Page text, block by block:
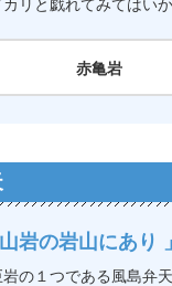
リと戯れてみてはいか
赤亀岩
岩の岩山にあり 」
の１つである風島弁